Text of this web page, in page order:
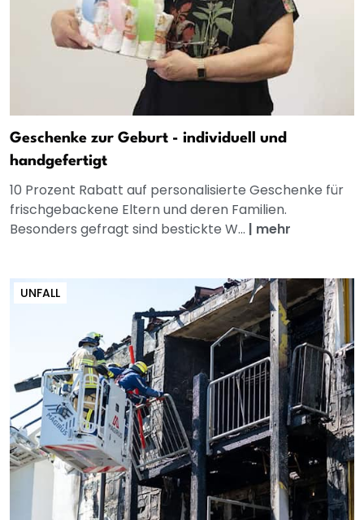
Geschenke zur Geburt - individuell und
handgefertigt
10 Prozent Rabatt auf personalisierte Geschenke für
frischgebackene Eltern und deren Familien.
Besonders gefragt sind bestickte W... | mehr
UNFALL